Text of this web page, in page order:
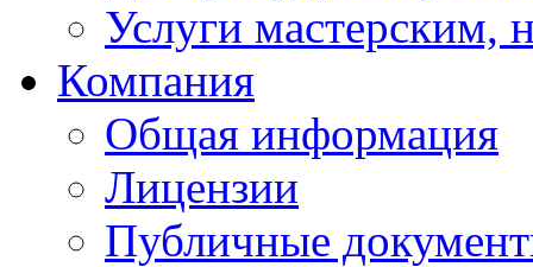
Услуги
Компания
Общая информация
Лицензии
Публичные